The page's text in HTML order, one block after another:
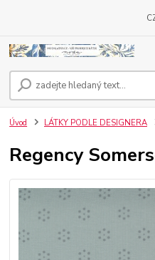
Úvod LÁTKY PODLE DESIGNERA
Regency